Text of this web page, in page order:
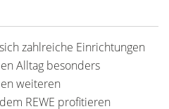
zahlreiche Einrichtungen
Alltag besonders
weiteren
REWE profitieren